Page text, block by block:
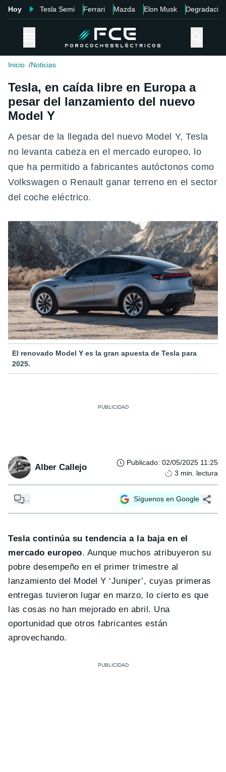
Hoy Tesla Semi Ferrari Mazda Elon Musk Degradación
Inicio Noticias
Tesla, en caída libre en Europa a
pesar del lanzamiento del nuevo
Model Y
A pesar de la llegada del nuevo Model Y, Tesla
no levanta cabeza en el mercado europeo, lo
que ha permitido a fabricantes autóctonos como
Volkswagen o Renault ganar terreno en el sector
del coche eléctrico.
El renovado Model Y es la gran apuesta de Tesla para
2025.
Alber Callejo Publicado: 02/05/2025 11:25
3 min. lectura
... Síguenos en Google
Tesla continúa su tendencia a la baja en el
mercado europeo. Aunque muchos atribuyeron su
pobre desempeño en el primer trimestre al
lanzamiento del Model Y ‘Juniper’, cuyas primeras
entregas tuvieron lugar en marzo, lo cierto es que
las cosas no han mejorado en abril. Una
oportunidad que otros fabricantes están
aprovechando.